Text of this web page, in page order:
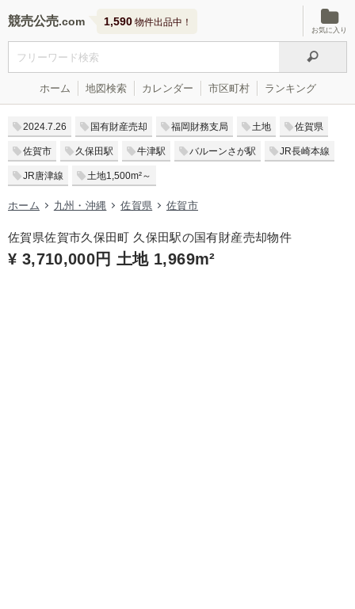
競売公売 1,590 物件出品中！
お気に入り
ホーム 地図検索 カレンダー 市区町村 ランキング
2024.7.26 国有財産売却 福岡財務支局 土地 佐賀県
佐賀市 久保田駅 牛津駅 バルーンさが駅 JR長崎本線
JR唐津線 土地1,500m²～
ホーム 九州・沖縄 佐賀県 佐賀市
佐賀県佐賀市久保田町 久保田駅の国有財産売却物件
¥ 3,710,000円 土地 1,969m²